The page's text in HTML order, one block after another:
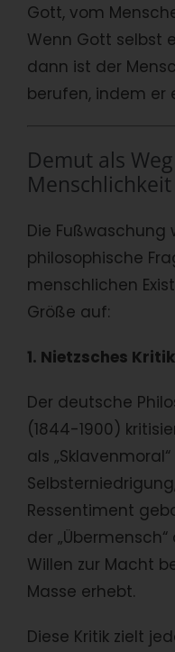
Gott, vom
Wenn Gott selbst
dann ist der
berufen, indem er
Demut als
Menschlichkeit
Die
philosophische
menschlichen
Größe auf:
1. Nietzsches
Der deutsche
(1844-1900)
als
Ressentiment
der
Willen zur Macht
Masse erhebt.
Diese Kritik zielt